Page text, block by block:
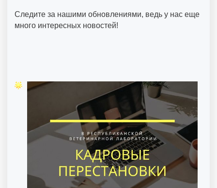
Следите за нашими обновлениями, ведь у нас еще
много интересных новостей!